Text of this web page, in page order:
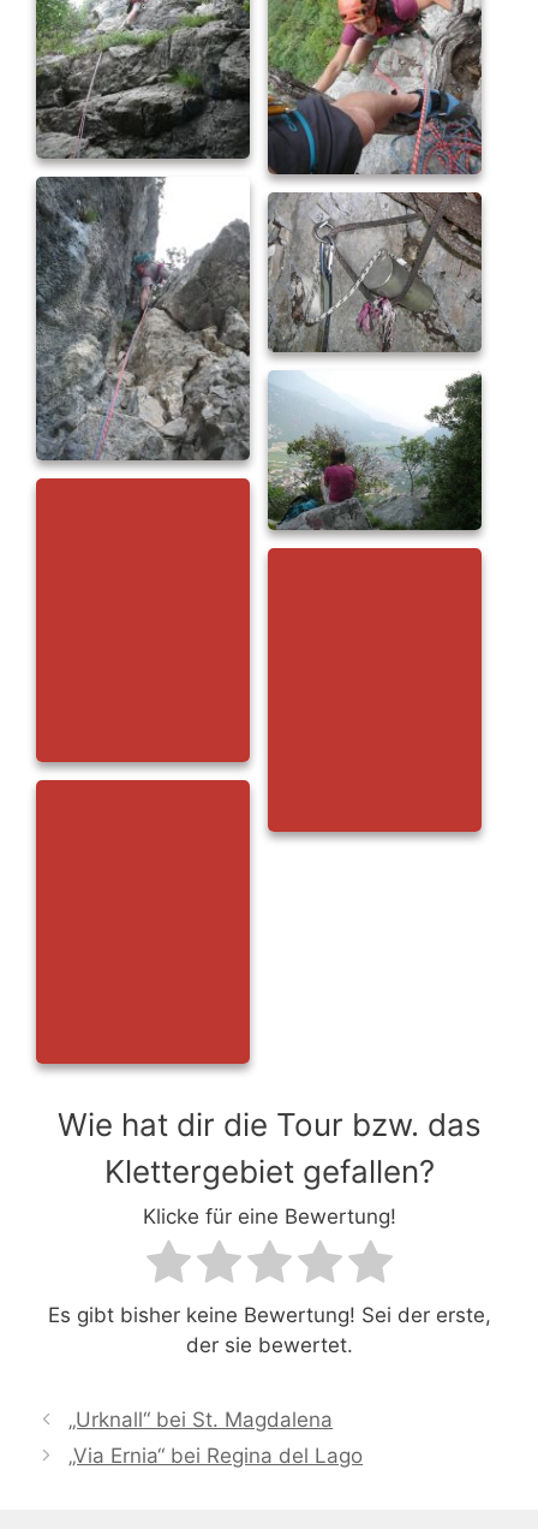
Wie hat dir die Tour bzw. das
Klettergebiet gefallen?
Klicke für eine Bewertung!
Es gibt bisher keine Bewertung! Sei der erste,
der sie bewertet.
„Urknall“ bei St. Magdalena
„Via Ernia“ bei Regina del Lago